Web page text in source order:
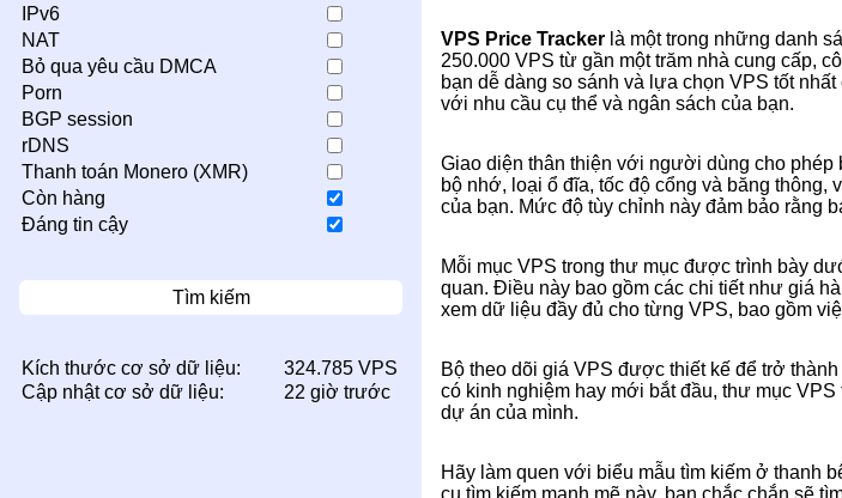
IPv6
NAT
Bỏ qua yêu cầu DMCA
Porn
BGP session
rDNS
Thanh toán Monero (XMR)
Còn hàng
Đáng tin cậy
Tìm kiếm
Kích thước cơ sở dữ liệu:
324.785 VPS
Cập nhật cơ sở dữ liệu:
22 giờ trước
VPS Price Tracker là một trong những danh
250.000 VPS từ gần một trăm nhà cung cấp,
bạn dễ dàng so sánh và lựa chọn VPS tốt
với nhu cầu cụ thể và ngân sách của bạn.
Giao diện thân thiện với người dùng cho
bộ nhớ, loại ổ đĩa, tốc độ cổng và băng
của bạn. Mức độ tùy chỉnh này đảm bảo rằng
Mỗi mục VPS trong thư mục được trình bày
quan. Điều này bao gồm các chi tiết như giá
xem dữ liệu đầy đủ cho từng VPS, bao gồm
Bộ theo dõi giá VPS được thiết kế để trở
có kinh nghiệm hay mới bắt đầu, thư mục
dự án của mình.
Hãy làm quen với biểu mẫu tìm kiếm ở thanh
cụ tìm kiếm mạnh mẽ này, bạn chắc chắn sẽ